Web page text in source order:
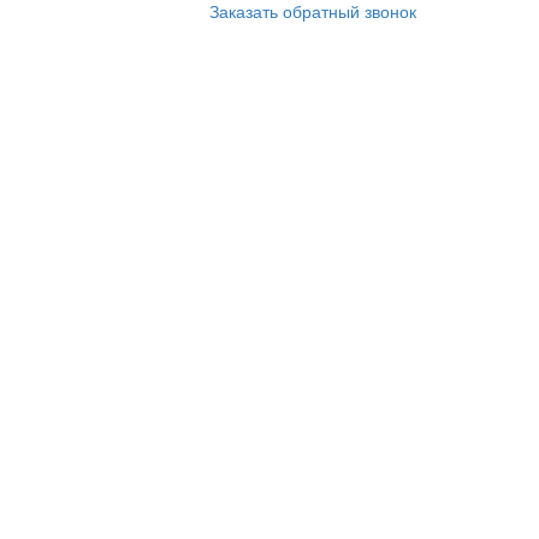
Заказать обратный звонок